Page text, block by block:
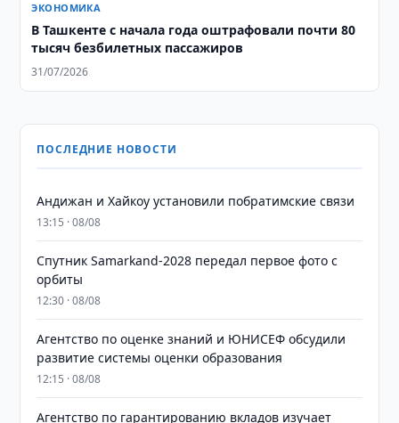
ЭКОНОМИКА
В Ташкенте с начала года оштрафовали почти 80
тысяч безбилетных пассажиров
31/07/2026
ПОСЛЕДНИЕ НОВОСТИ
Андижан и Хайкоу установили побратимские связи
13:15 · 08/08
Спутник Samarkand-2028 передал первое фото с
орбиты
12:30 · 08/08
Агентство по оценке знаний и ЮНИСЕФ обсудили
развитие системы оценки образования
12:15 · 08/08
Агентство по гарантированию вкладов изучает